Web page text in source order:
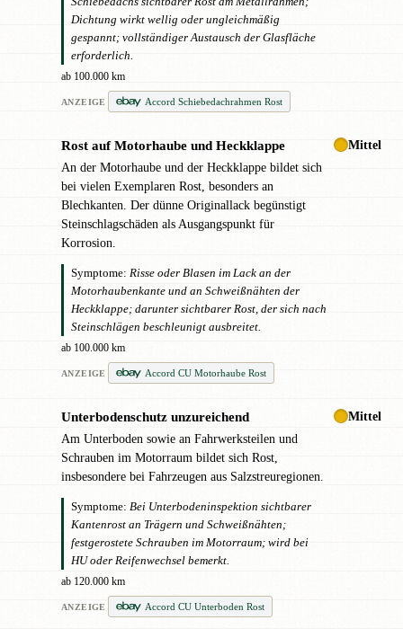
Dichtung wirkt wellig oder ungleichmäßig
gespannt; vollständiger Austausch der Glasfläche
erforderlich.
ab 100.000 km
ANZEIGE Accord Schiebedachrahmen Rost
Rost auf Motorhaube und Heckklappe
An der Motorhaube und der Heckklappe bildet sich
bei vielen Exemplaren Rost, besonders an
Blechkanten. Der dünne Originallack begünstigt
Steinschlagschäden als Ausgangspunkt für
Korrosion.
Symptome: Risse oder Blasen im Lack an der
Motorhaubenkante und an Schweißnähten der
Heckklappe; darunter sichtbarer Rost, der sich nach
Steinschlägen beschleunigt ausbreitet.
ab 100.000 km
ANZEIGE Accord CU Motorhaube Rost
Mittel
Unterbodenschutz unzureichend
Am Unterboden sowie an Fahrwerksteilen und
Schrauben im Motorraum bildet sich Rost,
insbesondere bei Fahrzeugen aus Salzstreuregionen.
Symptome: Bei Unterbodeninspektion sichtbarer
Kantenrost an Trägern und Schweißnähten;
festgerostete Schrauben im Motorraum; wird bei
HU oder Reifenwechsel bemerkt.
ab 120.000 km
ANZEIGE Accord CU Unterboden Rost
Mittel